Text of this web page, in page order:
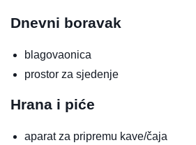
Dnevni boravak
blagovaonica
prostor za sjedenje
Hrana i piće
aparat za pripremu kave/čaja